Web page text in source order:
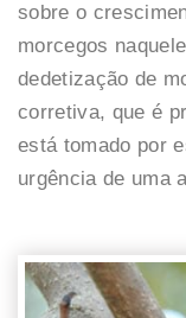
sobre o
morcegos
dedetização de
corretiva, que é
está tomado por
urgência de uma